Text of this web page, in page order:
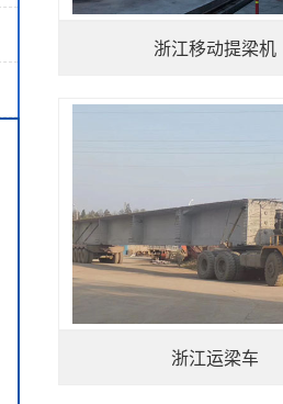
浙江移动提梁机
浙江运梁车